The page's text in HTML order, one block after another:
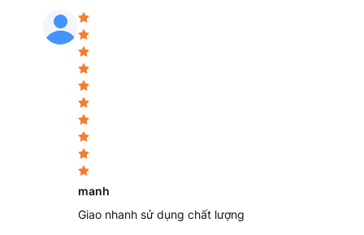
Đội ngũ chuyên viên tư vấn quy cách, kích thước và
phòng lab.
Quy trình đóng gói chuyên nghiệp với vật liệu chống va
tinh, bảo đảm an toàn khi giao hàng toàn quốc.
Hỗ trợ xử lý báo giá nhanh chóng, tối ưu hóa thời gian
6. Câu hỏi thường gặp (FAQ)
Q: Bình tam giác Supertek 1000 mL có thể chịu
được không?
năng chịu nhiệt độ làm việc ngắn hạn lên đến 500°C
hấp tiệt trùng (Autoclave) ở điều kiện tiêu chuẩn 121°C
manh
Giao nhanh sử dụng chất lượng